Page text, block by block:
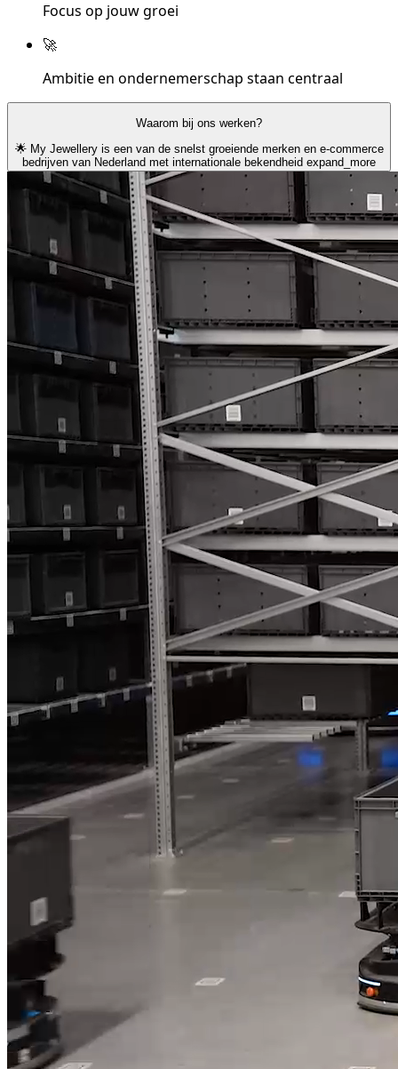
Focus op jouw groei
🚀
Ambitie en ondernemerschap staan centraal
Waarom bij ons werken?
🌟 My Jewellery is een van de snelst groeiende merken en e-commerce
bedrijven van Nederland met internationale bekendheid expand_more